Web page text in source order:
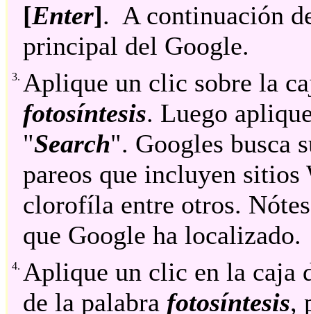
[Enter]. A continuación
principal del Google.
3. Aplique un clic sobre la
fotosíntesis. Luego
"Search". Googles busca
pareos que incluyen sitios
clorofíla entre otros.
que Google ha localizado.
4. Aplique un clic en la caja
de la palabra fotosíntesis,